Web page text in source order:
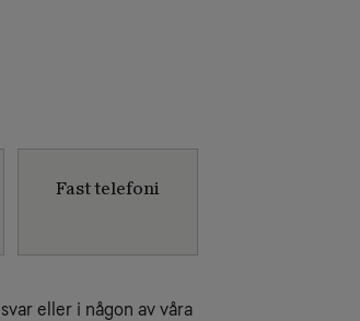
Fast telefoni
eller i någon av våra